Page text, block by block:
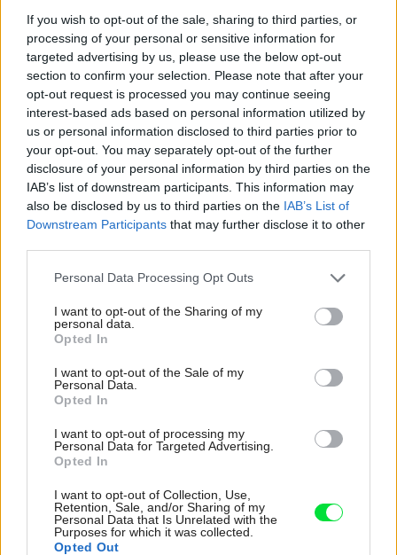
If you wish to opt-out of the sale, sharing to third parties, or
processing of your personal or sensitive information for
targeted advertising by us, please use the below opt-out
section to confirm your selection. Please note that after your
opt-out request is processed you may continue seeing
interest-based ads based on personal information utilized by
us or personal information disclosed to third parties prior to
your opt-out. You may separately opt-out of the further
disclosure of your personal information by third parties on the
IAB’s list of downstream participants. This information may
also be disclosed by us to third parties on the IAB’s List of
Downstream Participants that may further disclose it to other
Please note that this website/app uses one or more Google
not limited to your visit or usage behaviour. You may click to
grant or deny consent to Google and its third-party tags to
use your data for below specified purposes in below Google
consent section.
Personal Data Processing Opt Outs
I want to opt-out of the Sharing of my
personal data.
Opted In
I want to opt-out of the Sale of my
Personal Data.
Opted In
I want to opt-out of processing my
Personal Data for Targeted Advertising.
Opted In
I want to opt-out of Collection, Use,
Retention, Sale, and/or Sharing of my
Personal Data that Is Unrelated with the
Purposes for which it was collected.
Opted Out
Pridajte túto surovinu do prania, obliečky
budú hladšie a pevnejšie. Starý trik z
hotelov poznali už naše babičky
Ako na položenie korkovej podlahy
Diskusia